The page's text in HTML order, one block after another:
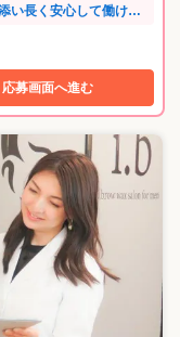
い長く安心して働ける
の正社員◎コスメの社
歳／女性／元美容師
深夜レッスンや休
ポイントでした。 ✅
た収入があることと、残
み・所作などにも気を
。 ━━━━━━
（25歳／女性／美容
く水仕事で手荒れ
を活かせる仕事を探し
と知り、 アイブロウへ
や仕上がりに感動…。
応募画面へ進む